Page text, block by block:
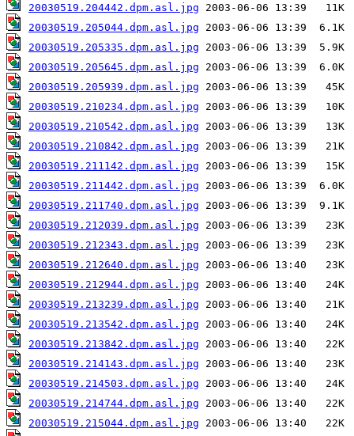
20030519.204442.dpm.asl.jpg
20030519.205044.dpm.asl.jpg
20030519.205335.dpm.asl.jpg
20030519.205645.dpm.asl.jpg
20030519.205939.dpm.asl.jpg
20030519.210234.dpm.asl.jpg
20030519.210542.dpm.asl.jpg
20030519.210842.dpm.asl.jpg
20030519.211142.dpm.asl.jpg
20030519.211442.dpm.asl.jpg
20030519.211740.dpm.asl.jpg
20030519.212039.dpm.asl.jpg
20030519.212343.dpm.asl.jpg
20030519.212640.dpm.asl.jpg
20030519.212944.dpm.asl.jpg
20030519.213239.dpm.asl.jpg
20030519.213542.dpm.asl.jpg
20030519.213842.dpm.asl.jpg
20030519.214143.dpm.asl.jpg
20030519.214503.dpm.asl.jpg
20030519.214744.dpm.asl.jpg
20030519.215044.dpm.asl.jpg